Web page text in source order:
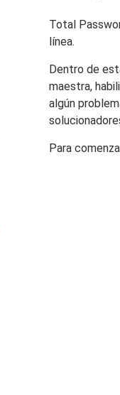
Total
línea.
Dentro de
maestra,
algún
Para